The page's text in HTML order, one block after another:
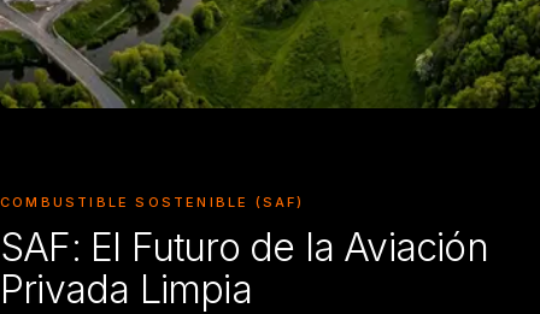
COMBUSTIBLE SOSTENIBLE (SAF)
SAF: El Futuro de la Aviación
Privada Limpia